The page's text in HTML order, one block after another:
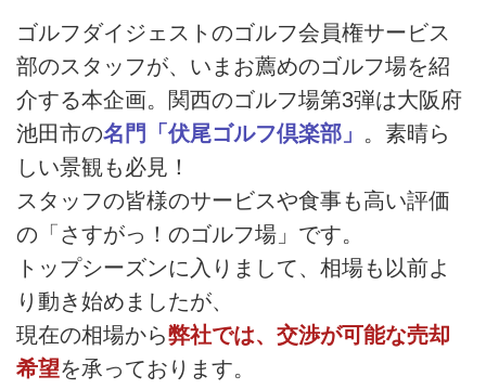
ゴルフダイジェストのゴルフ会員権サービス
部のスタッフが、いまお薦めのゴルフ場を紹
介する本企画。関西のゴルフ場第3弾は大阪府
池田市の名門「伏尾ゴルフ倶楽部」 。素晴ら
しい景観も必見！
スタッフの皆様のサービスや食事も高い評価
の「さすがっ！のゴルフ場」です。
トップシーズンに入りまして、相場も以前よ
り動き始めましたが、
現在の相場から弊社では、交渉が可能な売却
希望を承っております。